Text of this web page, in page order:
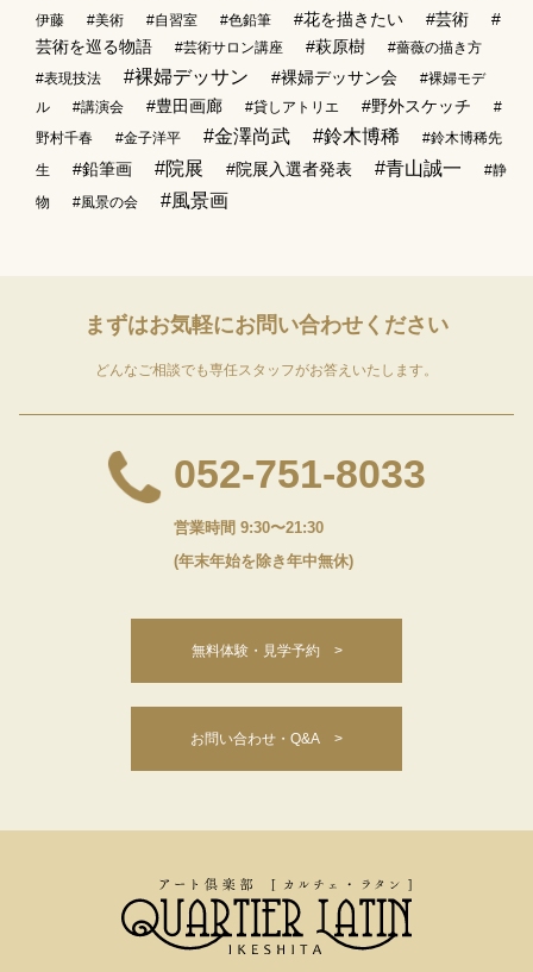
伊藤
#美術 #自習室 #色鉛筆 #花を描きたい #芸術
#
芸術を巡る物語
#芸術サロン講座 #萩原樹
#薔薇の描き方
#表現技法
#裸婦デッサン #裸婦デッサン会
#裸婦モデ
ル
#講演会 #豊田画廊 #貸しアトリエ #野外スケッチ
#
野村千春
#金子洋平 #金澤尚武 #鈴木博稀
#鈴木博稀先
生
#鉛筆画 #院展 #院展入選者発表 #青山誠一
#静
物
#風景の会 #風景画
まずはお気軽にお問い合わせください
どんなご相談でも専任スタッフがお答えいたします。
052-751-8033
営業時間 9:30〜21:30
(年末年始を除き年中無休)
無料体験・見学予約 >
お問い合わせ・Q&A >